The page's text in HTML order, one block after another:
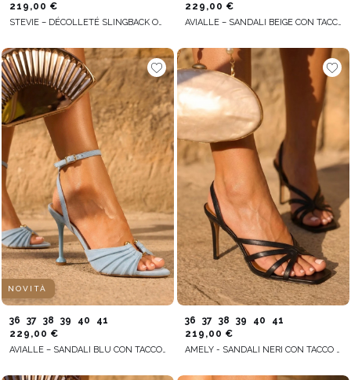
219,00 €
STEVIE – DÉCOLLETÉ SLINGBACK ORO CON TACCO
229,00 €
AVIALLE – SANDALI BEIGE CON TACCO A SPILLO SOTTILE E FINITURA STABILE
NOVITÀ
36 37 38 39 40
41
229,00 €
36 37 38 39 40
41
219,00 €